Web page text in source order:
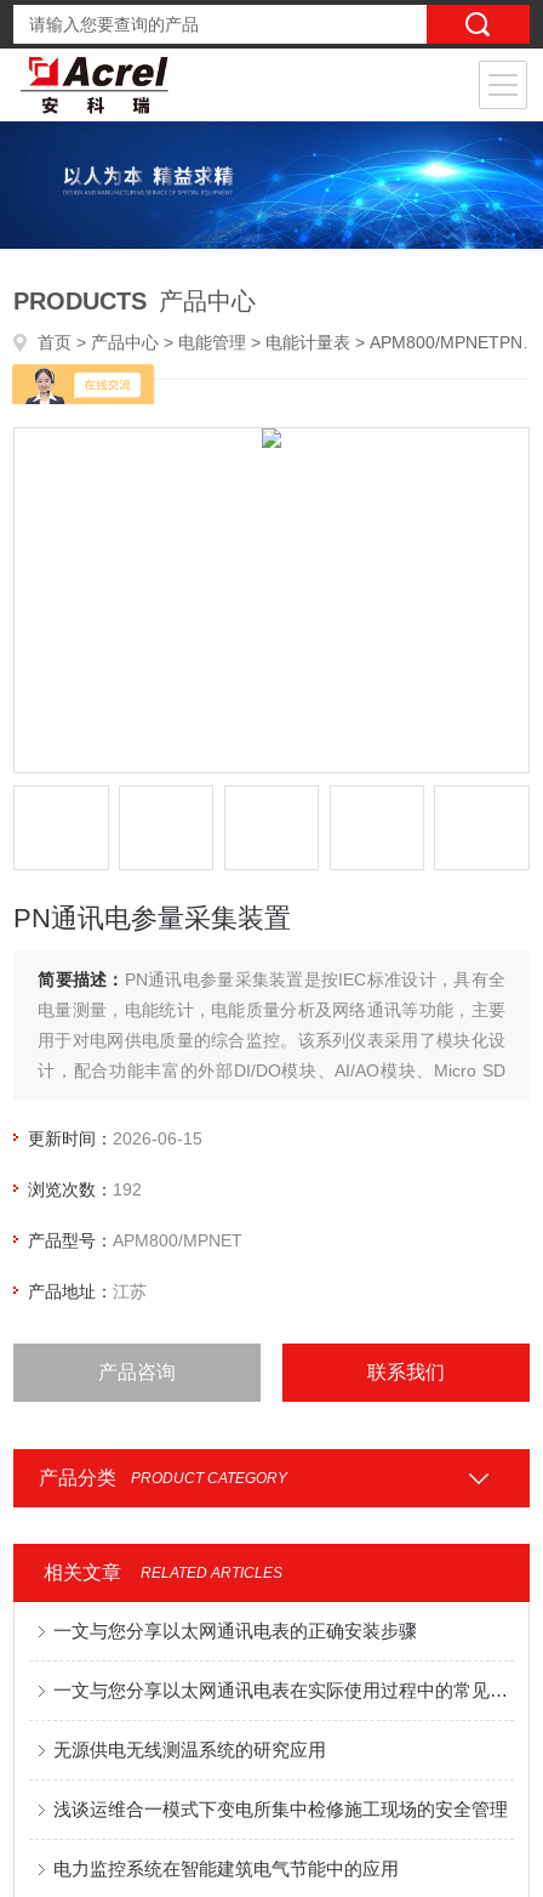
PRODUCTS 产品中心
首页 > 产品中心 > 电能管理 > 电能计量表 > APM800/MPNETPN通讯电参量采集装置
PN通讯电参量采集装置
简要描述： PN通讯电参量采集装置是按IEC标准设计，具有全
电量测量，电能统计，电能质量分析及网络通讯等功能，主要
用于对电网供电质量的综合监控。该系列仪表采用了模块化设
计，配合功能丰富的外部DI/DO模块、AI/AO模块、Micro SD
块，可以灵活实现电气回路全电量测量及开关状态监控.工控柜
更新时间： 2026-06-15
浏览次数： 192
产品型号：APM800/MPNET
产品地址：江苏
产品咨询 联系我们
产品分类 PRODUCT CATEGORY
相关文章 RELATED ARTICLES
一文与您分享以太网通讯电表的正确安装步骤
一文与您分享以太网通讯电表在实际使用过程中的常见故障解决方法
无源供电无线测温系统的研究应用
浅谈运维合一模式下变电所集中检修施工现场的安全管理
电力监控系统在智能建筑电气节能中的应用